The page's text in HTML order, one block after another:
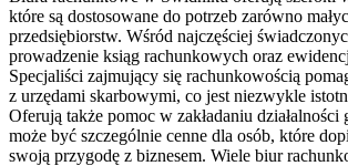
które są dostosowane do potrzeb zarówno
przedsiębiorstw. Wśród najczęściej
prowadzenie ksiąg rachunkowych oraz
Specjaliści zajmujący się rachunkowością
z urzędami skarbowymi, co jest niezwykle
Oferują także pomoc w zakładaniu działalności
może być szczególnie cenne dla osób, które
swoją przygodę z biznesem. Wiele biur